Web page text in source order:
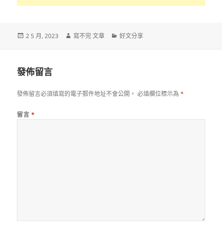
發
2 5 月, 2023
作
寫不完 文章
分
好文分享
發佈留言
發佈留言必須填寫的電子郵件地址不會公開。 必填欄位標示為*
留言 *